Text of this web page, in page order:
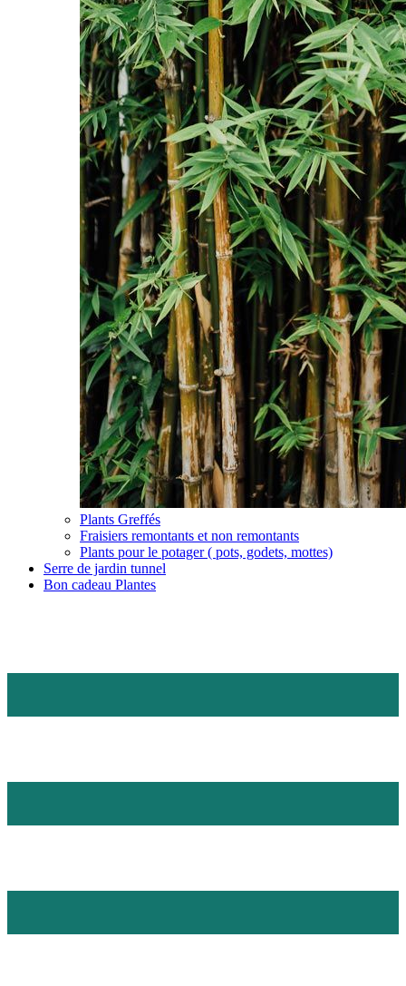
Plants Greffés
Fraisiers remontants et non remontants
Plants pour le potager ( pots, godets, mottes)
Serre de jardin tunnel
Bon cadeau Plantes